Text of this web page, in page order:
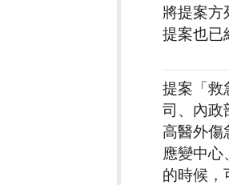
將提案方
提案也已
提案「救
司、內政
高醫外傷
應變中
的時候，